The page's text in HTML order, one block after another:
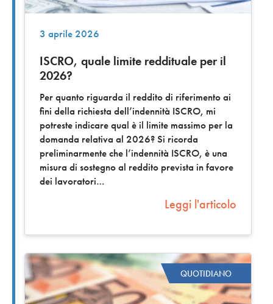
3 aprile 2026
ISCRO, quale limite reddituale per il
2026?
Per quanto riguarda il reddito di riferimento ai
fini della richiesta dell’indennità ISCRO, mi
potreste indicare qual è il limite massimo per la
domanda relativa al 2026? Si ricorda
preliminarmente che l’indennità ISCRO, è una
misura di sostegno al reddito prevista in favore
dei lavoratori
Leggi l'articolo
QUOTIDIANO